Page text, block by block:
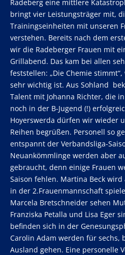
Radeberg eine mittlere
bringt vier Leistungsträger mit,
Trainingseinheiten mit unseren
verstehen. Bereits nach dem
wir die Radeberger Frauen mit
Grillabend. Das kam bei allen
feststellen: „Die Chemie
sehr wichtig ist. Aus Sohland
Talent mit Johanna Richter, die
noch in der B-Jugend (!)
Hoyerswerda dürfen wir wieder
Reihen begrüßen. Personell so
entspannt der Verbandsliga-
Neuankömmlinge werden aber
gebraucht, denn einige Frauen
Saison fehlen. Martina Beck
in der 2.Frauenmannschaft
Marcela Bretschneider sehen
Franziska Petalla und Lisa Eger
befinden sich in der
Carolin Adam werden für sechs,
Ausland gehen. Eine personelle